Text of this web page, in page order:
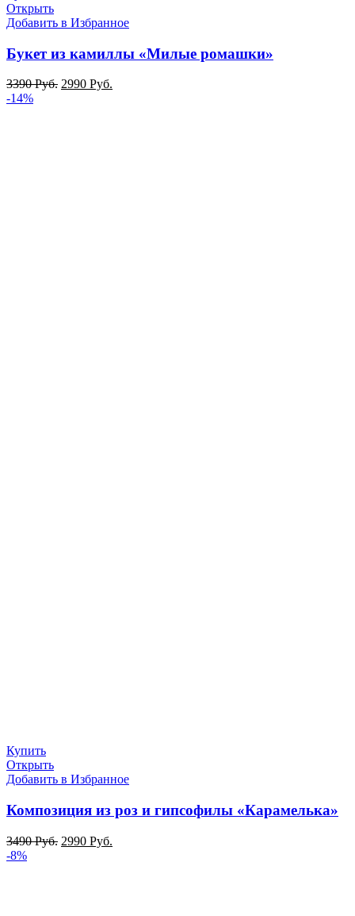
Открыть
Добавить в Избранное
Букет из камиллы «Милые ромашки»
3390Руб. 2990 Руб.
-14%
Купить
Открыть
Добавить в Избранное
Композиция из роз и гипсофилы «Карамелька»
3490Руб. 2990 Руб.
-8%